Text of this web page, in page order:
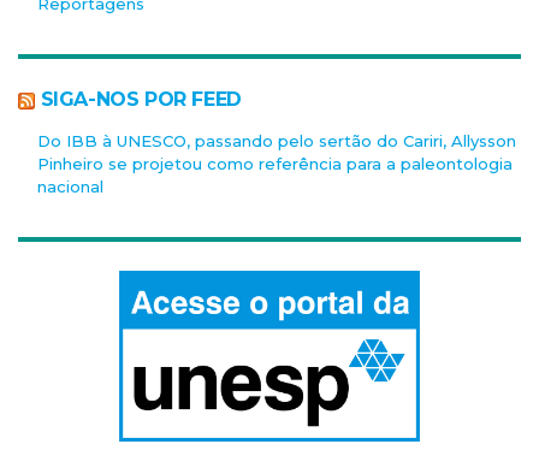
Reportagens
SIGA-NOS POR FEED
Do IBB à UNESCO, passando pelo sertão do Cariri, Allysson
Pinheiro se projetou como referência para a paleontologia
nacional